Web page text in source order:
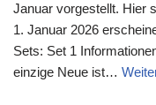
Januar vorgestellt. Hier
1. Januar 2026
Sets: Set 1
einzige Neue ist…